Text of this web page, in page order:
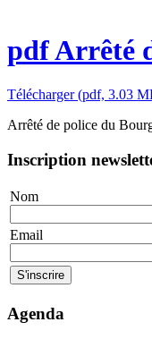
pdfArrêté
Télécharger(pdf, 3.03
Arrêté de police du
Inscription
Nom
Email
Agenda